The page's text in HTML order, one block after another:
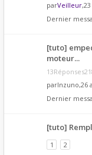
parVeilleur
Dernier
[tuto]
moteur...
parInzuno,26
Dernier
[tuto]
1
2